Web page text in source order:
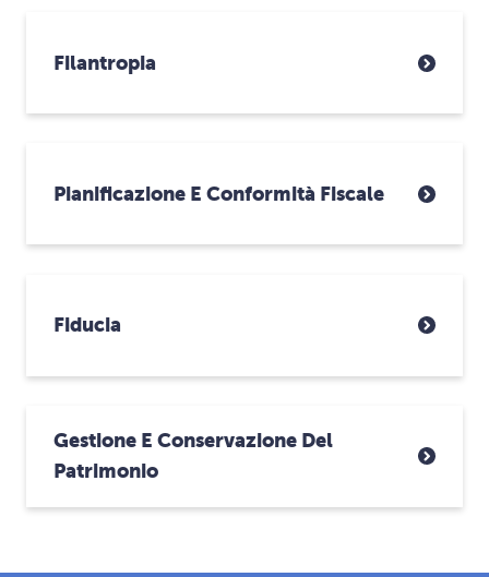
Filantropia
Pianificazione E Conformità Fiscale
Fiducia
Gestione E Conservazione Del
Patrimonio